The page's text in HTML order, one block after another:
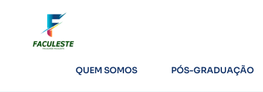
QUEM SOMOS PÓS-GRADUAÇÃO